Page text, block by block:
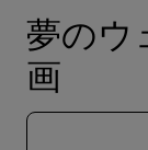
夢のウ
画